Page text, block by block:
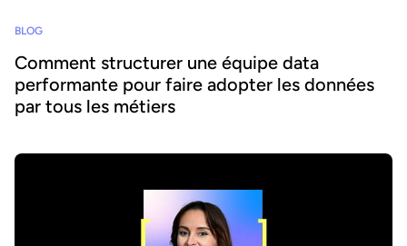
BLOG
Comment structurer une équipe data
performante pour faire adopter les données
par tous les métiers